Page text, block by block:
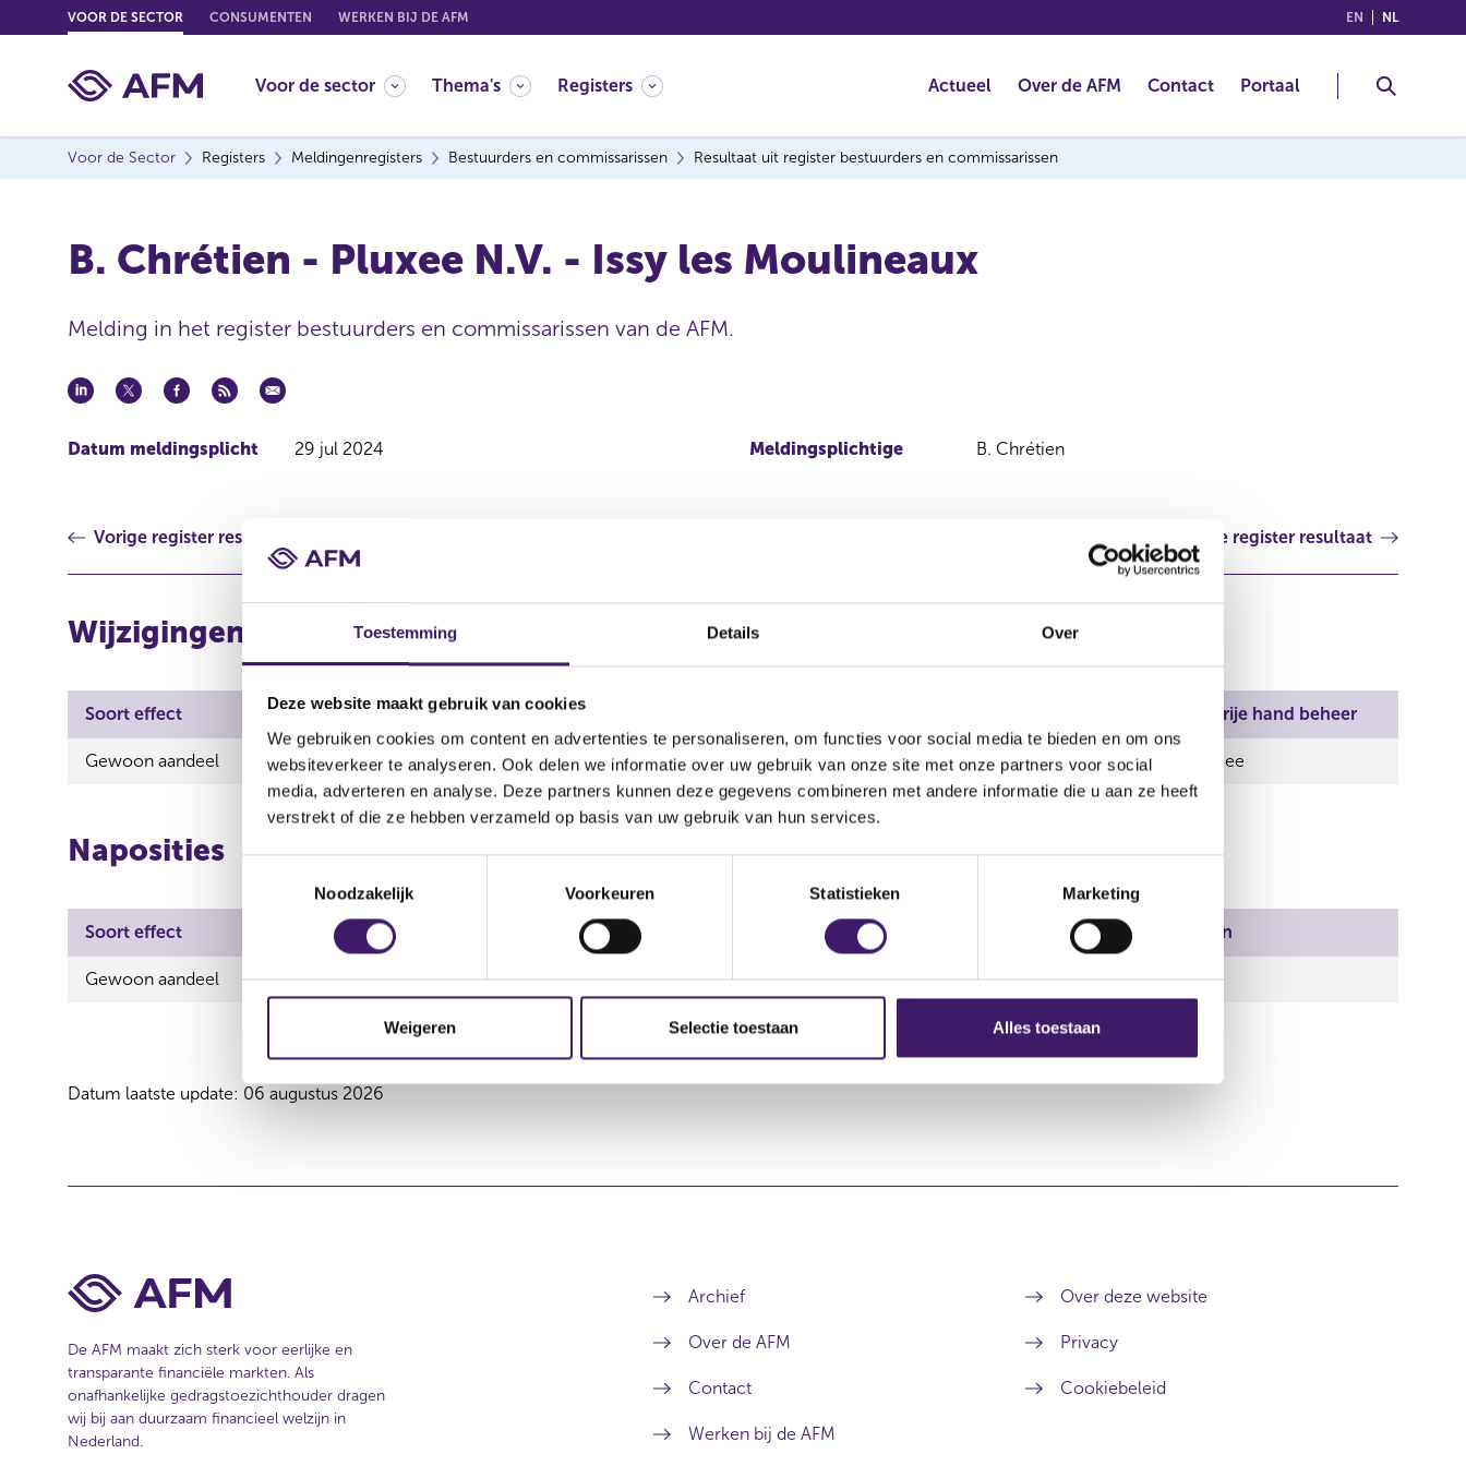
Toestemming Details Over
Deze website maakt gebruik van cookies
We gebruiken cookies om content en advertenties te personaliseren, om functies voor social media te bieden en om ons
websiteverkeer te analyseren. Ook delen we informatie over uw gebruik van onze site met onze partners voor social
media, adverteren en analyse. Deze partners kunnen deze gegevens combineren met andere informatie die u aan ze heeft
verstrekt of die ze hebben verzameld op basis van uw gebruik van hun services.
i
n
s
Noodzakelijk Voorkeuren Statistieken Marketing
Weigeren Selectie toestaan Alles toestaan
o
o
EN (ENGLISH)
NL
VOOR DE SECTOR CONSUMENTEN WERKEN BIJ DE AFM
Voor de sector Thema's Registers Actueel Over de AFM Contact Portaal
Voor de Sector Registers Meldingenregisters Bestuurders en commissarissen Resultaat uit register bestuurders en commissarissen
B. Chrétien - Pluxee N.V. - Issy les Moulineaux
Melding in het register bestuurders en commissarissen van de AFM.
Datum meldingsplicht 29 jul 2024 Meldingsplichtige B. Chrétien
Vorige register resultaat Volgende register resultaat
Wijzigingen
Soort effect Uitgevende instelling Aantal effecten Vrije hand beheer
Gewoon aandeel Pluxee N.V. 500,00 EUR 21,51 500,00 Nee
Naposities
Soort effect Aantal effecten Aantal stemmen
Gewoon aandeel Pluxee N.V. 500,00 500,00
Datum laatste update: 06 augustus 2026
Archief
Over de AFM
Contact
Werken bij de AFM
Over deze website
Privacy
Cookiebeleid
De AFM maakt zich sterk voor eerlijke en
transparante financiële markten. Als
onafhankelijke gedragstoezichthouder dragen
wij bij aan duurzaam financieel welzijn in
Nederland.